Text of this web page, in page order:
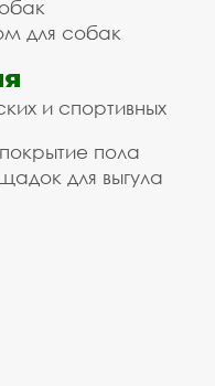
для собак
и спортивных
пола
для выгула